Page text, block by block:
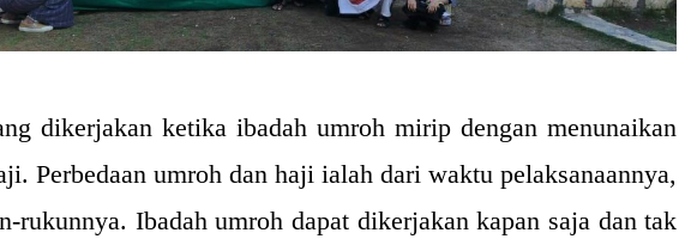
dikerjakan ketika ibadah umroh mirip dengan menunaikan
Perbedaan umroh dan haji ialah dari waktu pelaksanaannya,
rukunnya. Ibadah umroh dapat dikerjakan kapan saja dan tak